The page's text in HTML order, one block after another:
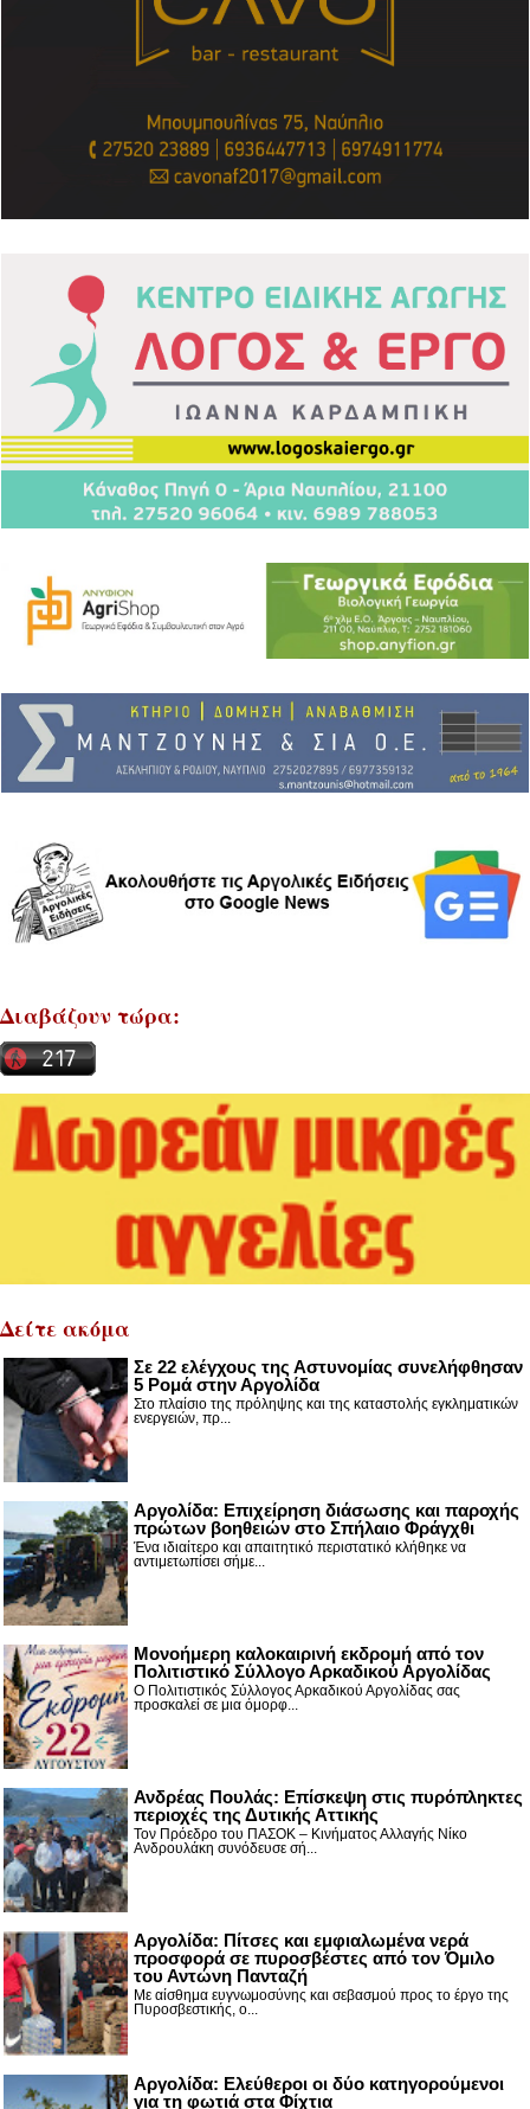
Διαβάζουν τώρα:
Δείτε ακόμα
Σε 22 ελέγχους της Αστυνομίας συνελήφθησαν
5 Ρομά στην Αργολίδα
Στο πλαίσιο της πρόληψης και της καταστολής εγκληματικών
ενεργειών, πρ...
Αργολίδα: Επιχείρηση διάσωσης και παροχής
πρώτων βοηθειών στο Σπήλαιο Φράγχθι
Ένα ιδιαίτερο και απαιτητικό περιστατικό κλήθηκε να
αντιμετωπίσει σήμε...
Μονοήμερη καλοκαιρινή εκδρομή από τον
Πολιτιστικό Σύλλογο Αρκαδικού Αργολίδας
Ο Πολιτιστικός Σύλλογος Αρκαδικού Αργολίδας σας
προσκαλεί σε μια όμορφ...
Ανδρέας Πουλάς: Επίσκεψη στις πυρόπληκτες
περιοχές της Δυτικής Αττικής
Τον Πρόεδρο του ΠΑΣΟΚ – Κινήματος Αλλαγής Νίκο
Ανδρουλάκη συνόδευσε σή...
Αργολίδα: Πίτσες και εμφιαλωμένα νερά
προσφορά σε πυροσβέστες από τον Όμιλο
του Αντώνη Πανταζή
Με αίσθημα ευγνωμοσύνης και σεβασμού προς το έργο της
Πυροσβεστικής, ο...
Αργολίδα: Ελεύθεροι οι δύο κατηγορούμενοι
για τη φωτιά στα Φίχτια